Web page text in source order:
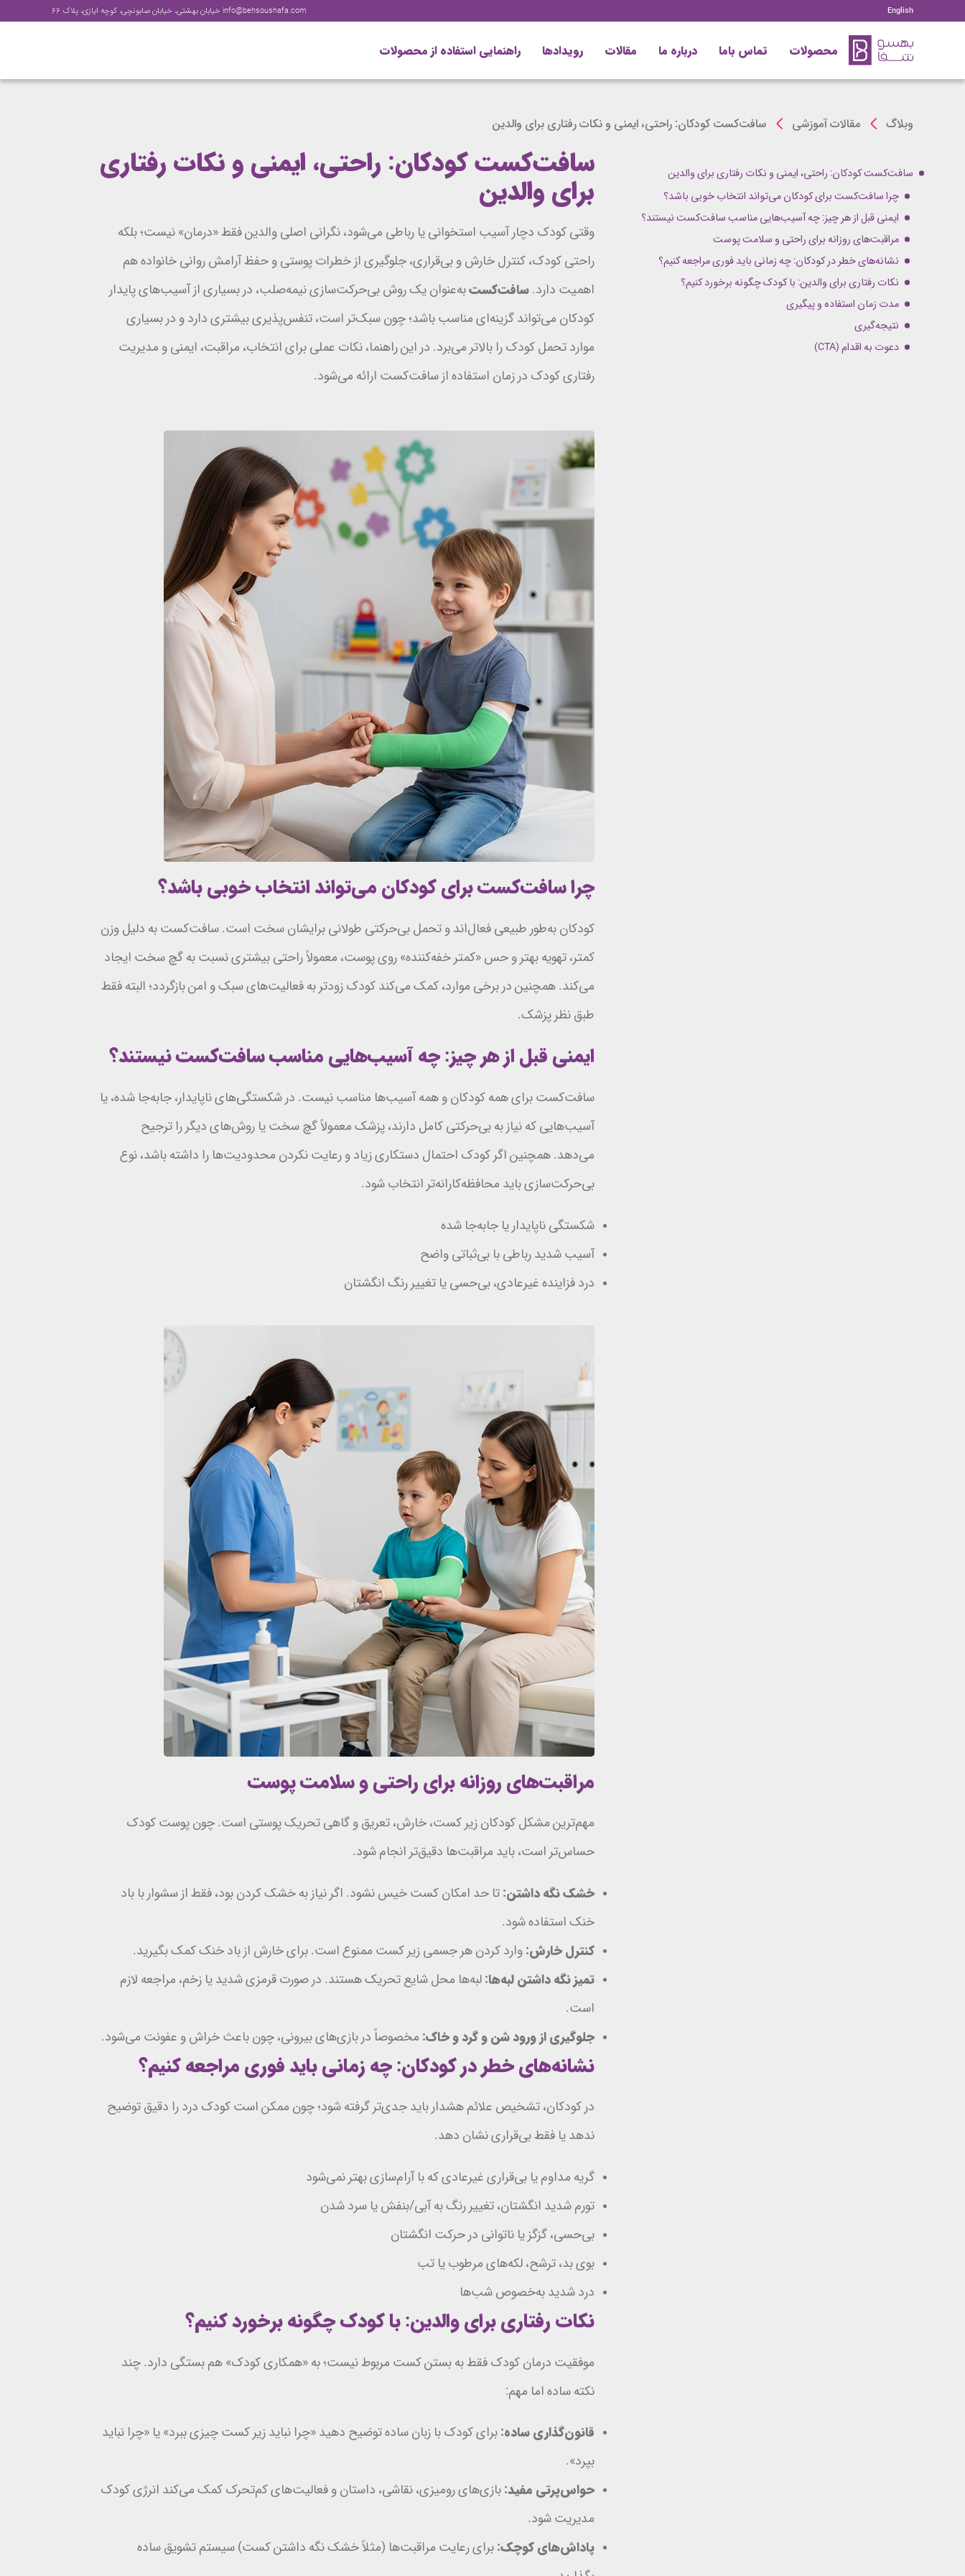
خیابان بهشتی، خیابان صابونچی، کوچه ایازی، پلاک ۶۶ info@behsoushafa.com English
محصولات تماس باما درباره ما مقالات رویداد‌ها راهنمایی استفاده از محصولات
وبلاگ مقالات آموزشی سافت‌کست کودکان: راحتی، ایمنی و نکات رفتاری برای والدین
سافت‌کست کودکان: راحتی، ایمنی و نکات رفتاری برای والدین
چرا سافت‌کست برای کودکان می‌تواند انتخاب خوبی باشد؟
ایمنی قبل از هر چیز: چه آسیب‌هایی مناسب سافت‌کست نیستند؟
مراقبت‌های روزانه برای راحتی و سلامت پوست
نشانه‌های خطر در کودکان: چه زمانی باید فوری مراجعه کنیم؟
نکات رفتاری برای والدین: با کودک چگونه برخورد کنیم؟
مدت زمان استفاده و پیگیری
نتیجه‌گیری
دعوت به اقدام (CTA)
سافت‌کست کودکان: راحتی، ایمنی و نکات رفتاری
برای والدین
وقتی کودک دچار آسیب استخوانی یا رباطی می‌شود، نگرانی اصلی والدین فقط «درمان» نیست؛ بلکه
راحتی کودک، کنترل خارش و بی‌قراری، جلوگیری از خطرات پوستی و حفظ آرامش روانی خانواده هم
اهمیت دارد. سافت‌کست به‌عنوان یک روش بی‌حرکت‌سازی نیمه‌صلب، در بسیاری از آسیب‌های پایدار
کودکان می‌تواند گزینه‌ای مناسب باشد؛ چون سبک‌تر است، تنفس‌پذیری بیشتری دارد و در بسیاری
موارد تحمل کودک را بالاتر می‌برد. در این راهنما، نکات عملی برای انتخاب، مراقبت، ایمنی و مدیریت
رفتاری کودک در زمان استفاده از سافت‌کست ارائه می‌شود.
چرا سافت‌کست برای کودکان می‌تواند انتخاب خوبی باشد؟
کودکان به‌طور طبیعی فعال‌اند و تحمل بی‌حرکتی طولانی برایشان سخت است. سافت‌کست به دلیل وزن
کمتر، تهویه بهتر و حس «کمتر خفه‌کننده» روی پوست، معمولاً راحتی بیشتری نسبت به گچ سخت ایجاد
می‌کند. همچنین در برخی موارد، کمک می‌کند کودک زودتر به فعالیت‌های سبک و امن بازگردد؛ البته فقط
طبق نظر پزشک.
ایمنی قبل از هر چیز: چه آسیب‌هایی مناسب سافت‌کست نیستند؟
سافت‌کست برای همه کودکان و همه آسیب‌ها مناسب نیست. در شکستگی‌های ناپایدار، جابه‌جا شده، یا
آسیب‌هایی که نیاز به بی‌حرکتی کامل دارند، پزشک معمولاً گچ سخت یا روش‌های دیگر را ترجیح
می‌دهد. همچنین اگر کودک احتمال دستکاری زیاد و رعایت نکردن محدودیت‌ها را داشته باشد، نوع
بی‌حرکت‌سازی باید محافظه‌کارانه‌تر انتخاب شود.
شکستگی ناپایدار یا جابه‌جا شده
آسیب شدید رباطی با بی‌ثباتی واضح
درد فزاینده غیرعادی، بی‌حسی یا تغییر رنگ انگشتان
مراقبت‌های روزانه برای راحتی و سلامت پوست
مهم‌ترین مشکل کودکان زیر کست، خارش، تعریق و گاهی تحریک پوستی است. چون پوست کودک
حساس‌تر است، باید مراقبت‌ها دقیق‌تر انجام شود.
خشک نگه داشتن: تا حد امکان کست خیس نشود. اگر نیاز به خشک کردن بود، فقط از سشوار با باد
خنک استفاده شود.
کنترل خارش: وارد کردن هر جسمی زیر کست ممنوع است. برای خارش از باد خنک کمک بگیرید.
تمیز نگه داشتن لبه‌ها: لبه‌ها محل شایع تحریک هستند. در صورت قرمزی شدید یا زخم، مراجعه لازم
است.
جلوگیری از ورود شن و گرد و خاک: مخصوصاً در بازی‌های بیرونی، چون باعث خراش و عفونت می‌شود.
نشانه‌های خطر در کودکان: چه زمانی باید فوری مراجعه کنیم؟
در کودکان، تشخیص علائم هشدار باید جدی‌تر گرفته شود؛ چون ممکن است کودک درد را دقیق توضیح
ندهد یا فقط بی‌قراری نشان دهد.
گریه مداوم یا بی‌قراری غیرعادی که با آرام‌سازی بهتر نمی‌شود
تورم شدید انگشتان، تغییر رنگ به آبی/بنفش یا سرد شدن
بی‌حسی، گزگز یا ناتوانی در حرکت انگشتان
بوی بد، ترشح، لکه‌های مرطوب یا تب
درد شدید به‌خصوص شب‌ها
نکات رفتاری برای والدین: با کودک چگونه برخورد کنیم؟
موفقیت درمان کودک فقط به بستن کست مربوط نیست؛ به «همکاری کودک» هم بستگی دارد. چند
نکته ساده اما مهم:
قانون‌گذاری ساده: برای کودک با زبان ساده توضیح دهید «چرا نباید زیر کست چیزی ببرد» یا «چرا نباید
بپرد».
حواس‌پرتی مفید: بازی‌های رومیزی، نقاشی، داستان و فعالیت‌های کم‌تحرک کمک می‌کند انرژی کودک
مدیریت شود.
پاداش‌های کوچک: برای رعایت مراقبت‌ها (مثلاً خشک نگه داشتن کست) سیستم تشویق ساده